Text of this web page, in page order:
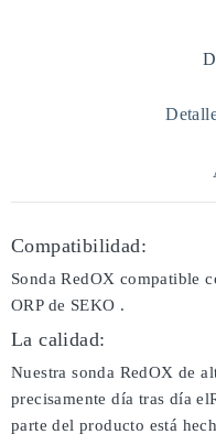
Compatibilidad:
Sonda RedOX compatible
ORP de SEKO .
La calidad:
Nuestra sonda RedOX de
precisamente día tras día
parte del producto está